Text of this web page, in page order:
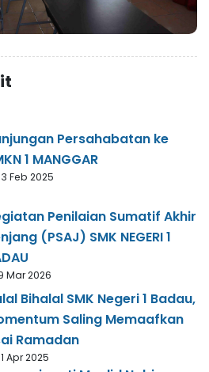
Persahabatan ke
1 MANGGAR
Feb 2025
Penilaian Sumatif Akhir
(PSAJ) SMK NEGERI 1
Mar 2026
Bihalal SMK Negeri 1 Badau,
Saling Memaafkan
Ramadan
Apr 2025